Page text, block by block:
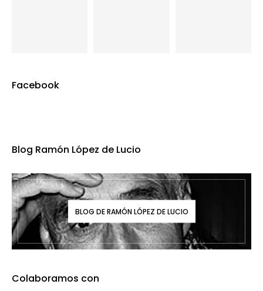
Facebook
Blog Ramón López de Lucio
BLOG DE RAMÓN LÓPEZ DE LUCIO
Colaboramos con